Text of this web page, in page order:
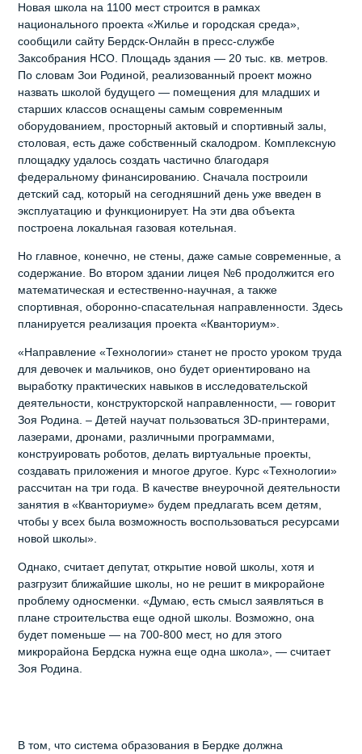
Новая школа на 1100 мест строится в рамках
национального проекта «Жилье и городская среда»,
сообщили сайту Бердск-Онлайн в пресс-службе
Заксобрания НСО. Площадь здания — 20 тыс. кв. метров.
По словам Зои Родиной, реализованный проект можно
назвать школой будущего — помещения для младших и
старших классов оснащены самым современным
оборудованием, просторный актовый и спортивный залы,
столовая, есть даже собственный скалодром. Комплексную
площадку удалось создать частично благодаря
федеральному финансированию. Сначала построили
детский сад, который на сегодняшний день уже введен в
эксплуатацию и функционирует. На эти два объекта
построена локальная газовая котельная.
Но главное, конечно, не стены, даже самые современные, а
содержание. Во втором здании лицея №6 продолжится его
математическая и естественно-научная, а также
спортивная, оборонно-спасательная направленности. Здесь
планируется реализация проекта «Кванториум».
«Направление «Технологии» станет не просто уроком труда
для девочек и мальчиков, оно будет ориентировано на
выработку практических навыков в исследовательской
деятельности, конструкторской направленности, — говорит
Зоя Родина. – Детей научат пользоваться 3D-принтерами,
лазерами, дронами, различными программами,
конструировать роботов, делать виртуальные проекты,
создавать приложения и многое другое. Курс «Технологии»
рассчитан на три года. В качестве внеурочной деятельности
занятия в «Кванториуме» будем предлагать всем детям,
чтобы у всех была возможность воспользоваться ресурсами
новой школы».
Однако, считает депутат, открытие новой школы, хотя и
разгрузит ближайшие школы, но не решит в микрорайоне
проблему односменки. «Думаю, есть смысл заявляться в
плане строительства еще одной школы. Возможно, она
будет поменьше — на 700-800 мест, но для этого
микрорайона Бердска нужна еще одна школа», — считает
Зоя Родина.
В том, что система образования в Бердке должна